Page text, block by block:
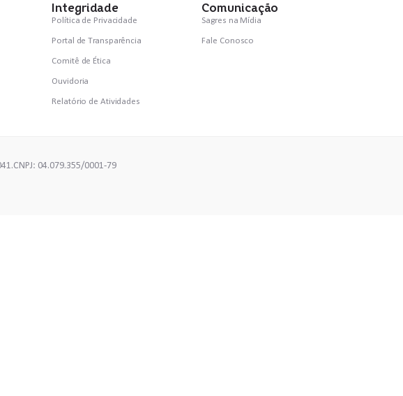
Integridade
Política de Privacidade
Portal de Transparência
Comitê de Ética
Ouvidoria
Relatório de Atividades
Comunicação
Sagres na Mídia
Fale Conosco
– MG. CEP: 30.160-041.CNPJ: 04.079.355/0001-79